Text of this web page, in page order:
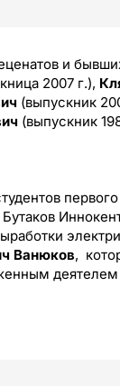
и
2007 г.),
(выпускник
(выпускник
Ванюков,